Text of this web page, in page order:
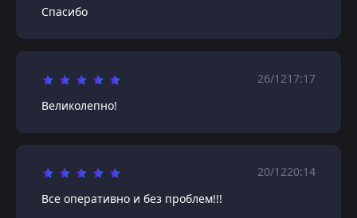
Спасибо
26/1217:17
Великолепно!
20/1220:14
Все оперативно и без проблем!!!